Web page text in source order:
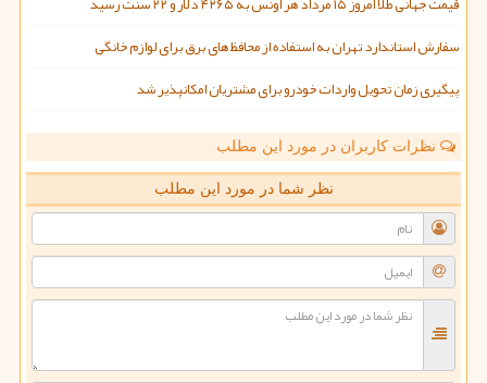
سفارش استاندارد تهران به استفاده از محافظ های برق برای لوازم خانگی
پیگیری زمان تحویل واردات خودرو برای مشتریان امکانپذیر شد
نظرات کاربران در مورد این مطلب
نظر شما در مورد این مطلب